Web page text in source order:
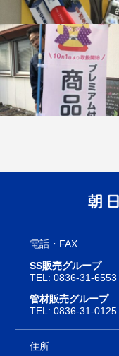
電話・FAX
SS販売グループ
TEL:0836-31-6553
管材販売グループ
TEL:0836-31-0125
住所